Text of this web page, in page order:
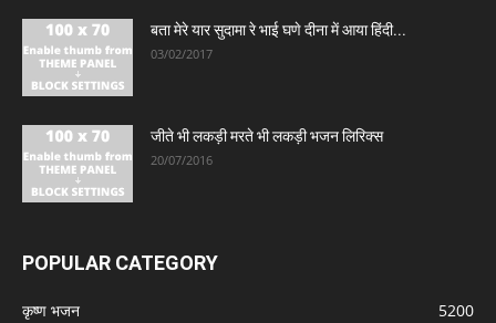
बता मेरे यार सुदामा रे भाई घणे दीना में आया हिंदी...
03/02/2017
जीते भी लकड़ी मरते भी लकड़ी भजन लिरिक्स
20/07/2016
POPULAR CATEGORY
कृष्ण भजन
5200